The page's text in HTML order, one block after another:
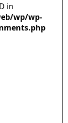
in
wp/wp-